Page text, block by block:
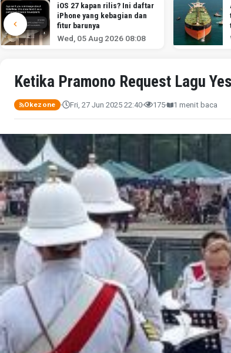
iOS 27 kapan rilis? Ini daftar
iPhone yang kebagian dan
fitur barunya
Wed, 05 Aug 2026 08:08
Ketika Pramono Request Lagu
Okezone Fri, 27 Jun 2025 22:40 175 1 menit baca